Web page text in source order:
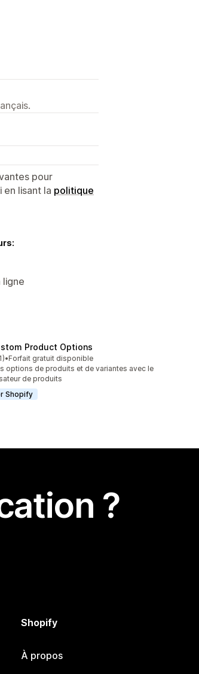
pour
lisant la politique
ligne
Product Options
sur 5
total
•Forfait gratuit disponible
options de produits et de variantes avec le
de produits
Shopify
?
Shopify
À propos